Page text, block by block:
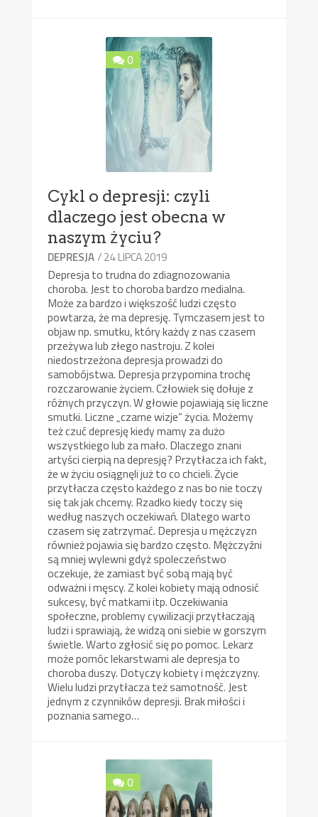
0
Cykl o depresji: czyli
dlaczego jest obecna w
naszym życiu?
DEPRESJA/ 24 LIPCA 2019
Depresja to trudna do zdiagnozowania
choroba. Jest to choroba bardzo medialna.
Może za bardzo i większość ludzi często
powtarza, że ma depresję. Tymczasem jest to
objaw np. smutku, który każdy z nas czasem
przeżywa lub złego nastroju. Z kolei
niedostrzeżona depresja prowadzi do
samobójstwa. Depresja przypomina trochę
rozczarowanie życiem. Człowiek się dołuje z
różnych przyczyn. W głowie pojawiają się liczne
smutki. Liczne „czarne wizje” życia. Możemy
też czuć depresję kiedy mamy za dużo
wszystkiego lub za mało. Dlaczego znani
artyści cierpią na depresję? Przytłacza ich fakt,
że w życiu osiągnęli już to co chcieli. Życie
przytłacza często każdego z nas bo nie toczy
się tak jak chcemy. Rzadko kiedy toczy się
według naszych oczekiwań. Dlatego warto
czasem się zatrzymać. Depresja u mężczyzn
również pojawia się bardzo często. Mężczyźni
są mniej wylewni gdyż spoleczeństwo
oczekuje, że zamiast być sobą mają być
odważni i męscy. Z kolei kobiety mają odnosić
sukcesy, być matkami itp. Oczekiwania
społeczne, problemy cywilizacji przytłaczają
ludzi i sprawiają, że widzą oni siebie w gorszym
świetle. Warto zgłosić się po pomoc. Lekarz
może pomóc lekarstwami ale depresja to
choroba duszy. Dotyczy kobiety i mężczyzny.
Wielu ludzi przytłacza też samotność. Jest
jednym z czynników depresji. Brak miłości i
poznania samego…
0